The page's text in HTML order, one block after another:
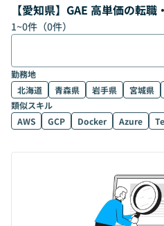
【愛知県】GAE 高単価の転
1~0件（0件）
勤務地
北海道
青森県 岩手県 宮城県
類似スキル
AWS
GCP Docker Azure